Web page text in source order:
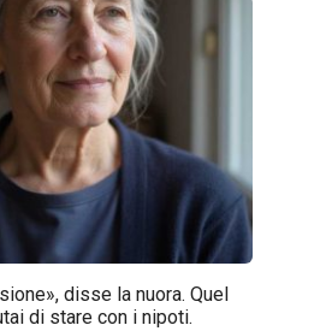
disse la nuora. Quel
di stare con i nipoti.